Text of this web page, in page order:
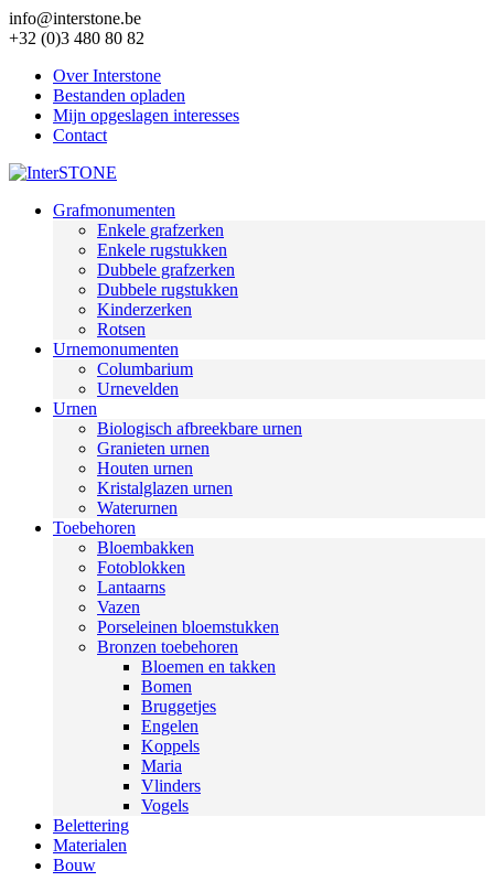
info@interstone.be
+32 (0)3 480 80 82
Over Interstone
Bestanden opladen
Mijn opgeslagen interesses
Contact
Grafmonumenten
Enkele grafzerken
Enkele rugstukken
Dubbele grafzerken
Dubbele rugstukken
Kinderzerken
Rotsen
Urnemonumenten
Columbarium
Urnevelden
Urnen
Biologisch afbreekbare urnen
Granieten urnen
Houten urnen
Kristalglazen urnen
Waterurnen
Toebehoren
Bloembakken
Fotoblokken
Lantaarns
Vazen
Porseleinen bloemstukken
Bronzen toebehoren
Bloemen en takken
Bomen
Bruggetjes
Engelen
Koppels
Maria
Vlinders
Vogels
Belettering
Materialen
Bouw